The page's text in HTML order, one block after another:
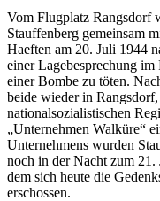
Vom Flugplatz Rangsdorf
Stauffenberg gemeinsam
Haeften am 20. Juli 1944
einer Lagebesprechung
einer Bombe zu töten.
beide wieder in
nationalsozialistischen
„Unternehmen Walküre“
Unternehmens wurden
noch in der Nacht zum
dem sich heute die
erschossen.